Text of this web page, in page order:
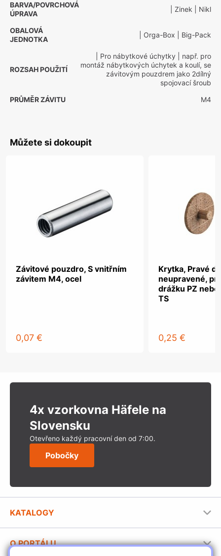
BARVA/POVRCHOVÁ
ÚPRAVA
| Zinek | Nikl
OBALOVÁ
JEDNOTKA
| Orga-Box | Big-Pack
ROZSAH POUŽITÍ
| Pro nábytkové úchytky | např. pro
montáž nábytkových úchytek a koulí, se
závitovým pouzdrem jako 2dílný
spojovací šroub
PRŮMĚR ZÁVITU
M4
Můžete si dokoupit
Závitové pouzdro, S vnitřním
závitem M4, ocel
0,07 €
Krytka, Pravé
neupravené,
drážku PZ
TS
0,25 €
4x vzorkovna Häfele na
Slovensku
Otevřeno každý pracovní den od 7:00.
Pobočky
KATALOGY
Stavební katalog Häfele
O PORTÁLU